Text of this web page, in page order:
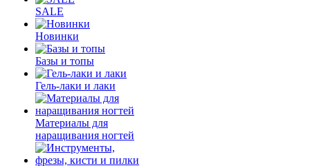
SALE
Новинки
Базы и топы
Гель-лаки и лаки
Материалы для
наращивания ногтей